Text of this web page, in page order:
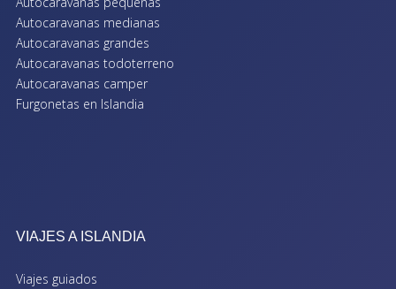
Autocaravanas medianas
Autocaravanas grandes
Autocaravanas todoterreno
Autocaravanas camper
Furgonetas en Islandia
VIAJES A ISLANDIA
Viajes guiados